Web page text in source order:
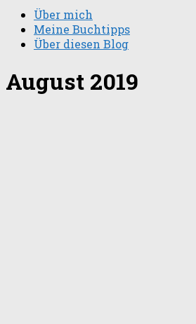
Über mich
Meine Buchtipps
Über diesen Blog
August 2019